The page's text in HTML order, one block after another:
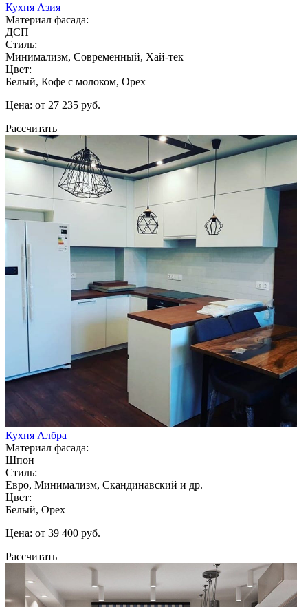
Кухня Азия
Материал фасада:
ДСП
Стиль:
Минимализм, Современный, Хай-тек
Цвет:
Белый, Кофе с молоком, Орех
Цена: от 27 235 руб.
Рассчитать
Кухня Албра
Материал фасада:
Шпон
Стиль:
Евро, Минимализм, Скандинавский и др.
Цвет:
Белый, Орех
Цена: от 39 400 руб.
Рассчитать